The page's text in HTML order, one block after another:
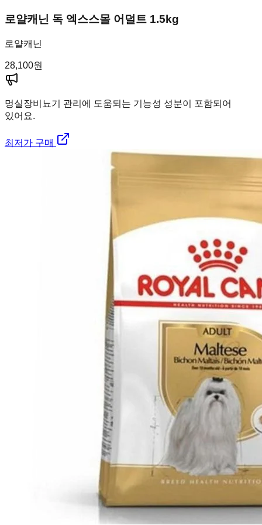
로얄캐닌 독 엑스스몰 어덜트 1.5kg
로얄캐닌
28,100원
멍실장비뇨기 관리에 도움되는 기능성 성분이 포함되어
있어요.
최저가 구매